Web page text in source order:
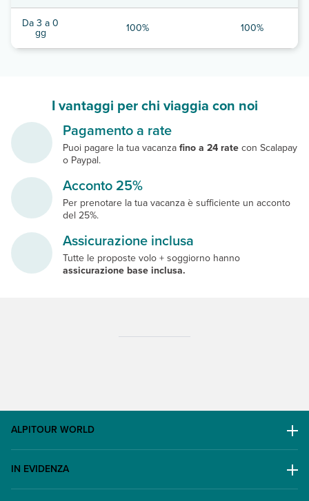
Da 3 a 0
gg 100% 100%
I vantaggi per chi viaggia con noi
Pagamento a rate
Puoi pagare la tua vacanzafino a 24 ratecon Scalapay
o Paypal.
Acconto 25%
Per prenotare la tua vacanza è sufficiente un acconto
del 25%.
Assicurazione inclusa
Tutte le proposte volo + soggiorno hanno
assicurazione base inclusa.
ALPITOUR WORLD
AWARD
IN EVIDENZA
Escursioni